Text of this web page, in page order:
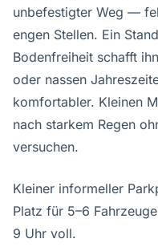
unbefestigter Weg —
engen Stellen. Ein
Bodenfreiheit schafft
oder nassen
komfortabler. Kleinen
nach starkem Regen
versuchen.
Kleiner informeller
Platz für 5–6
9 Uhr voll.